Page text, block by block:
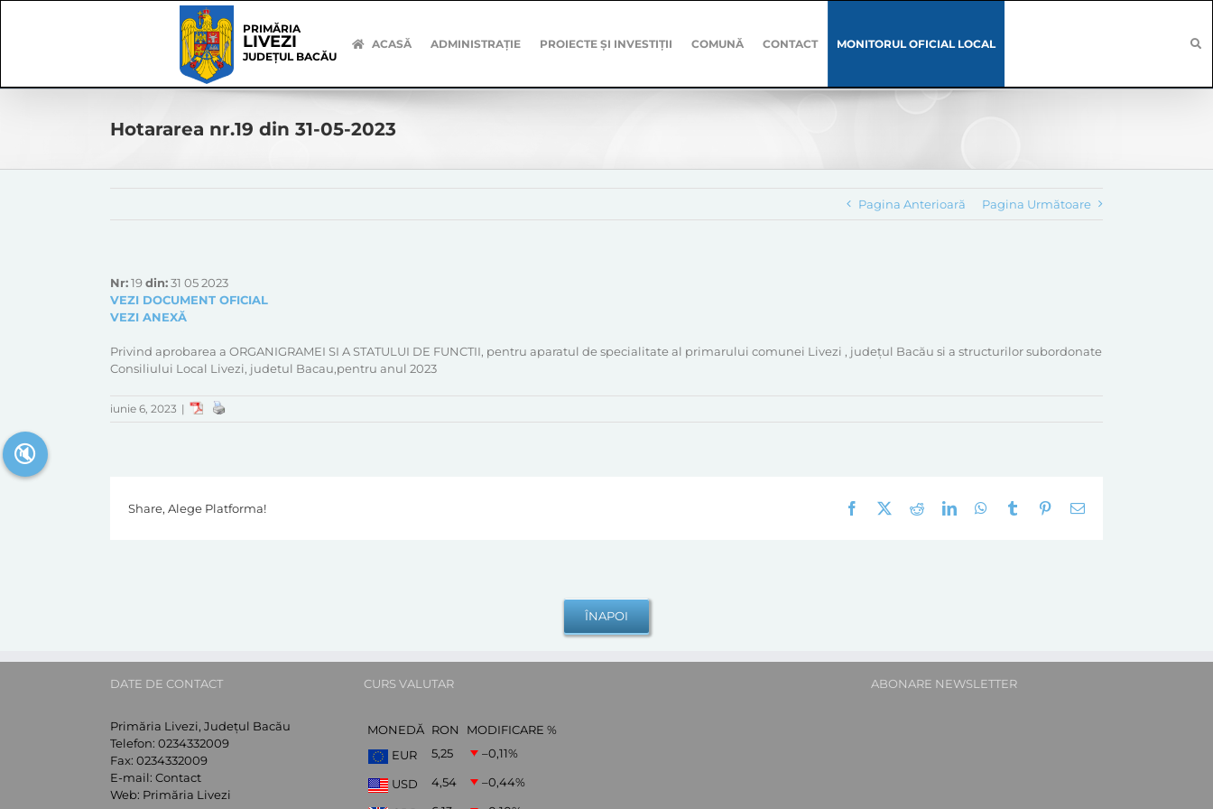
PRIMĂRIA
LIVEZI
JUDEȚUL BACĂU
ACASĂ ADMINISTRAȚIE PROIECTE ȘI INVESTIȚII COMUNĂ CONTACT MONITORUL OFICIAL LOCAL
Hotararea nr.19 din 31-05-2023
Pagina Anterioară Pagina Următoare
Nr:19din:31 05 2023
VEZI DOCUMENT OFICIAL
VEZI ANEXĂ
Privind aprobarea a ORGANIGRAMEI SI A STATULUI DE FUNCTII, pentru aparatul de specialitate al primarului comunei Livezi , județul Bacău si a structurilor subordonate
Consiliului Local Livezi, judetul Bacau,pentru anul 2023
iunie 6, 2023 |
Share, Alege Platforma! Facebook RedditLinkedInWhatsApp
Tumblr Pinterest
E-
DATE DE CONTACT
Primăria Livezi, Județul Bacău
Telefon: 0234332009
Fax: 0234332009
E-mail: Contact
Web: Primăria Livezi
CURS VALUTAR
MONEDĂ RON
MODIFICARE %
EUR
5,25 –0,11%
USD 4,54 –0,44%
ABONARE NEWSLETTER
🔇